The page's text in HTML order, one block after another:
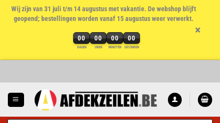
Wij zijn van 31 juli t/m 14 augustus met vakantie. De webshop blijft
geopend; bestellingen worden vanaf 15 augustus weer verwerkt.
00
DAGEN
00
UREN
00
MINUTEN
00
SECONDEN
×
Producten